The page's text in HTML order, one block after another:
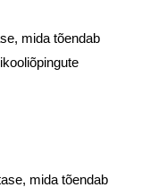
mida tõendab
mida tõendab